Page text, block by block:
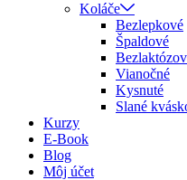
Koláče
Bezlepkové
Špaldové
Vianočné
Kysnuté
Slané
Kurzy
E-Book
Blog
Môj účet